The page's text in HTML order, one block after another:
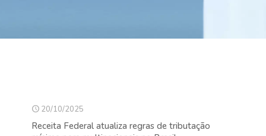
20/10/2025
Receita Federal atualiza regras de tributação